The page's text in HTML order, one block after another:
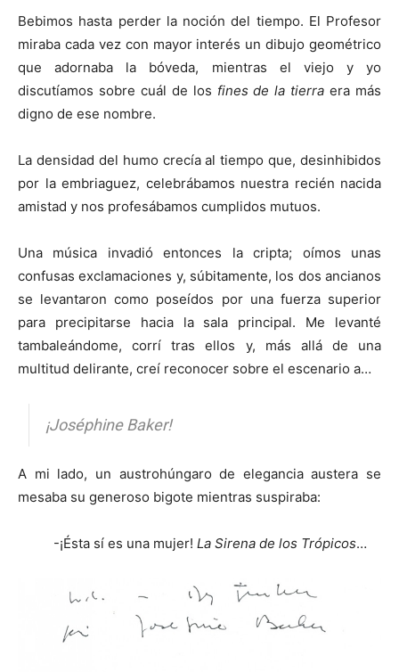
Bebimos hasta perder la noción del tiempo. El Profesor
miraba cada vez con mayor interés un dibujo geométrico
que adornaba la bóveda, mientras el viejo y yo
discutíamos sobre cuál de los fines de la tierraera más
digno de ese nombre.
La densidad del humo crecía al tiempo que, desinhibidos
por la embriaguez, celebrábamos nuestra recién nacida
amistad y nos profesábamos cumplidos mutuos.
Una música invadió entonces la cripta; oímos unas
confusas exclamaciones y, súbitamente, los dos ancianos
se levantaron como poseídos por una fuerza superior
para precipitarse hacia la sala principal. Me levanté
tambaleándome, corrí tras ellos y, más allá de una
multitud delirante, creí reconocer sobre el escenario a…
¡Joséphine Baker!
A mi lado, un austrohúngaro de elegancia austera se
mesaba su generoso bigote mientras suspiraba:
-¡Ésta sí es una mujer! La Sirena de los Trópicos…